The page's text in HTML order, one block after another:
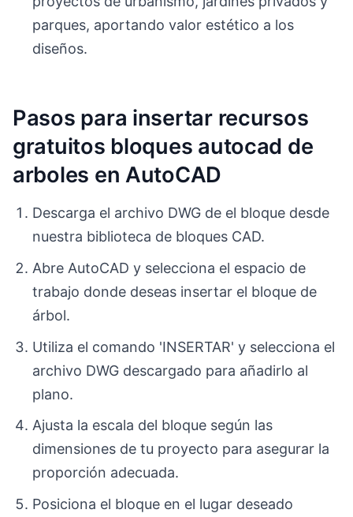
parques, aportando valor estético a los
diseños.
Pasos para insertar recursos
gratuitos bloques autocad de
arboles en AutoCAD
Descarga el archivo DWG de el bloque desde
nuestra biblioteca de bloques CAD.
Abre AutoCAD y selecciona el espacio de
trabajo donde deseas insertar el bloque de
árbol.
Utiliza el comando 'INSERTAR' y selecciona el
archivo DWG descargado para añadirlo al
plano.
Ajusta la escala del bloque según las
dimensiones de tu proyecto para asegurar la
proporción adecuada.
Posiciona el bloque en el lugar deseado